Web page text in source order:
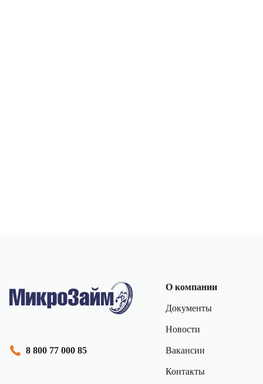
8 800 77 000 85
О компании
Документы
Новости
Вакансии
Контакты